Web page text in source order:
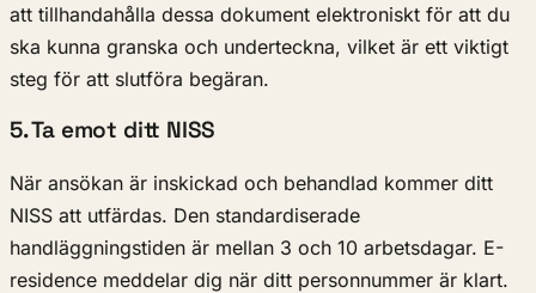
att tillhandahålla dessa dokument elektroniskt för att du
ska kunna granska och underteckna, vilket är ett viktigt
steg för att slutföra begäran.
5. Ta emot ditt NISS
När ansökan är inskickad och behandlad kommer ditt
NISS att utfärdas. Den standardiserade
handläggningstiden är mellan 3 och 10 arbetsdagar. E-
residence meddelar dig när ditt personnummer är klart.